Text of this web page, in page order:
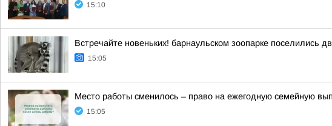
15:10
Встречайте новеньких! барнаульском зоопарке поселились
15:05
Место работы сменилось – право на ежегодную семейную
15:05